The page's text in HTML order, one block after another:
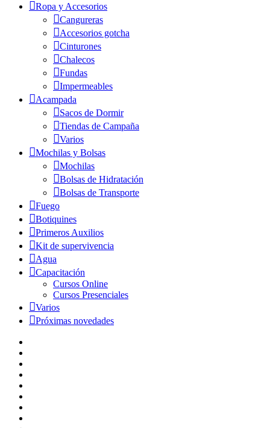
Ropa y Accesorios
Cangureras
Accesorios gotcha
Cinturones
Chalecos
Fundas
Impermeables
Acampada
Sacos de Dormir
Tiendas de Campaña
Varios
Mochilas y Bolsas
Mochilas
Bolsas de Hidratación
Bolsas de Transporte
Fuego
Botiquines
Primeros Auxilios
Kit de supervivencia
Agua
Capacitación
Cursos Online
Cursos Presenciales
Varios
Próximas novedades